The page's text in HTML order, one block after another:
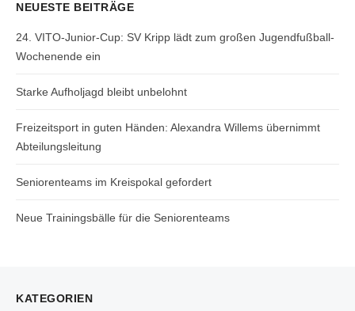
NEUESTE BEITRÄGE
24. VITO-Junior-Cup: SV Kripp lädt zum großen Jugendfußball-
Wochenende ein
Starke Aufholjagd bleibt unbelohnt
Freizeitsport in guten Händen: Alexandra Willems übernimmt
Abteilungsleitung
Seniorenteams im Kreispokal gefordert
Neue Trainingsbälle für die Seniorenteams
KATEGORIEN